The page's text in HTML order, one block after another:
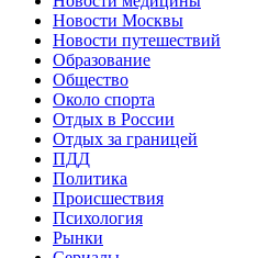
Новости Москвы
Новости путешествий
Образование
Общество
Около спорта
Отдых в России
Отдых за границей
ПДД
Политика
Происшествия
Психология
Рынки